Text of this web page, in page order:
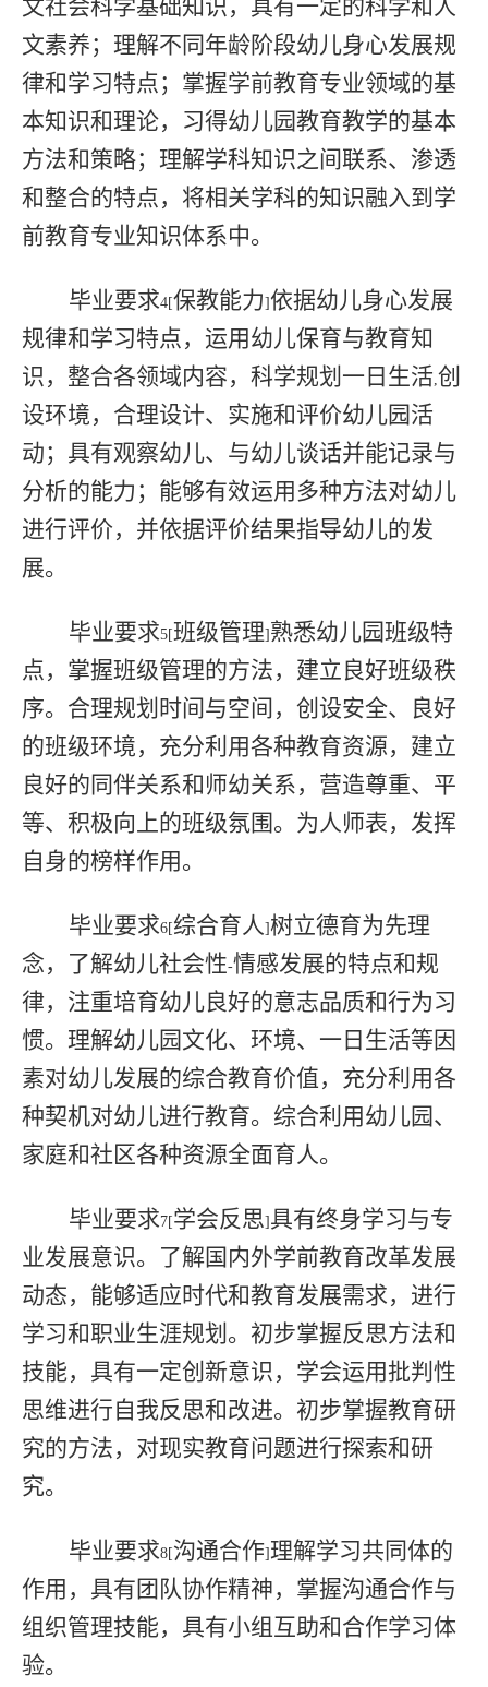
文社会科学基础知识，具有一定的科学和人
文素养；理解不同年龄阶段幼儿身心发展规
律和学习特点；掌握学前教育专业领域的基
本知识和理论，习得幼儿园教育教学的基本
方法和策略；理解学科知识之间联系、渗透
和整合的特点，将相关学科的知识融入到学
前教育专业知识体系中。
毕业要求4[保教能力]依据幼儿身心发展
规律和学习特点，运用幼儿保育与教育知
识，整合各领域内容，科学规划一日生活 创
设环境，合理设计、实施和评价幼儿园活
动；具有观察幼儿、与幼儿谈话并能记录与
分析的能力；能够有效运用多种方法对幼儿
进行评价，并依据评价结果指导幼儿的发
展。
毕业要求5[班级管理]熟悉幼儿园班级特
点，掌握班级管理的方法，建立良好班级秩
序。合理规划时间与空间，创设安全、良好
的班级环境，充分利用各种教育资源，建立
良好的同伴关系和师幼关系，营造尊重、平
等、积极向上的班级氛围。为人师表，发挥
自身的榜样作用。
毕业要求6[综合育人 ]树立德育为先理
念，了解幼儿社会性-情感发展的特点和规
律，注重培育幼儿良好的意志品质和行为习
惯。理解幼儿园文化、环境、一日生活等因
素对幼儿发展的综合教育价值，充分利用各
种契机对幼儿进行教育。综合利用幼儿园、
家庭和社区各种资源全面育人。
毕业要求7[学会反思]具有终身学习与专
业发展意识。了解国内外学前教育改革发展
动态，能够适应时代和教育发展需求，进行
学习和职业生涯规划。初步掌握反思方法和
技能，具有一定创新意识，学会运用批判性
思维进行自我反思和改进。初步掌握教育研
究的方法，对现实教育问题进行探索和研
究。
毕业要求8[沟通合作]理解学习共同体的
作用，具有团队协作精神，掌握沟通合作与
组织管理技能，具有小组互助和合作学习体
验。